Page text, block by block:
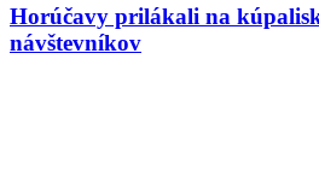
Horúčavy prilákali na
návštevníkov